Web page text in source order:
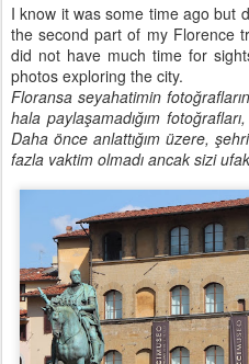
I know it was some time ago but
the second part of my Florence
did not have much time for
photos exploring the city.
Floransa seyahatimin
hala paylaşamadığım
Daha önce anlattığım üzere,
fazla vaktim olmadı ancak sizi